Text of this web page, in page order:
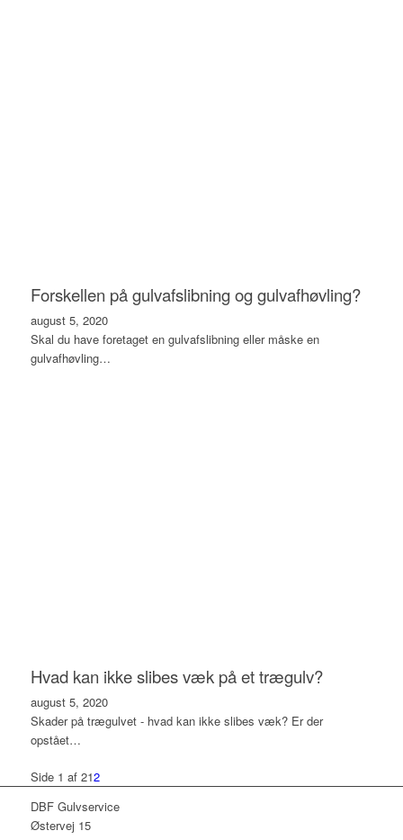
Forskellen på gulvafslibning og gulvafhøvling?
august 5, 2020
Skal du have foretaget en gulvafslibning eller måske en
gulvafhøvling…
Hvad kan ikke slibes væk på et trægulv?
august 5, 2020
Skader på trægulvet - hvad kan ikke slibes væk? Er der
opstået…
Side 1 af 212
DBF Gulvservice
Østervej 15